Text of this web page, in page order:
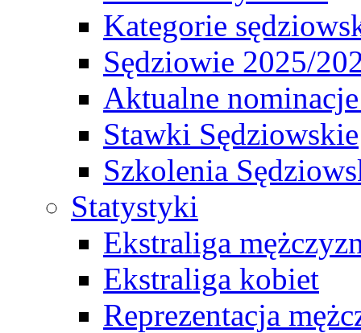
Kategorie
Sędziowie 2025/
Aktualne
Stawki Sędziowskie
Szkolenia
Statystyki
Ekstraliga
Ekstraliga kobiet
Reprezentacja